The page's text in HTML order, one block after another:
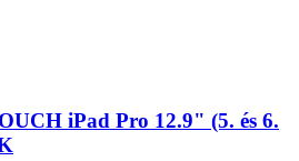
iPad Pro 12.9" (5. és 6.